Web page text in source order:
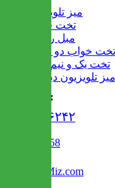
میز تلویزیون
تخت خواب
مبل راحتی
تخت خواب دو طبقه
تخت یک و نیم نفره
میز تلویزیون دیواری
تماس با ما :
۰۲۱۹۱۳۰۶۲۴۲
02122509458
Info@IranMiz.com